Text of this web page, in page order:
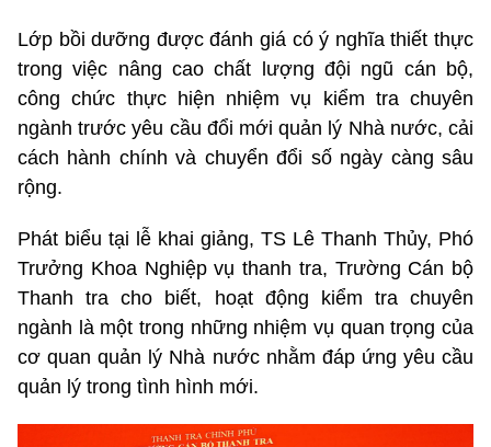
Lớp bồi dưỡng được đánh giá có ý nghĩa thiết thực
trong việc nâng cao chất lượng đội ngũ cán bộ,
công chức thực hiện nhiệm vụ kiểm tra chuyên
ngành trước yêu cầu đổi mới quản lý Nhà nước, cải
cách hành chính và chuyển đổi số ngày càng sâu
rộng.
Phát biểu tại lễ khai giảng, TS Lê Thanh Thủy, Phó
Trưởng Khoa Nghiệp vụ thanh tra, Trường Cán bộ
Thanh tra cho biết, hoạt động kiểm tra chuyên
ngành là một trong những nhiệm vụ quan trọng của
cơ quan quản lý Nhà nước nhằm đáp ứng yêu cầu
quản lý trong tình hình mới.